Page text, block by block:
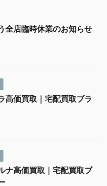
全店臨時休業のお知らせ
高価買取｜宅配買取ブラ
ナ高価買取｜宅配買取ブ